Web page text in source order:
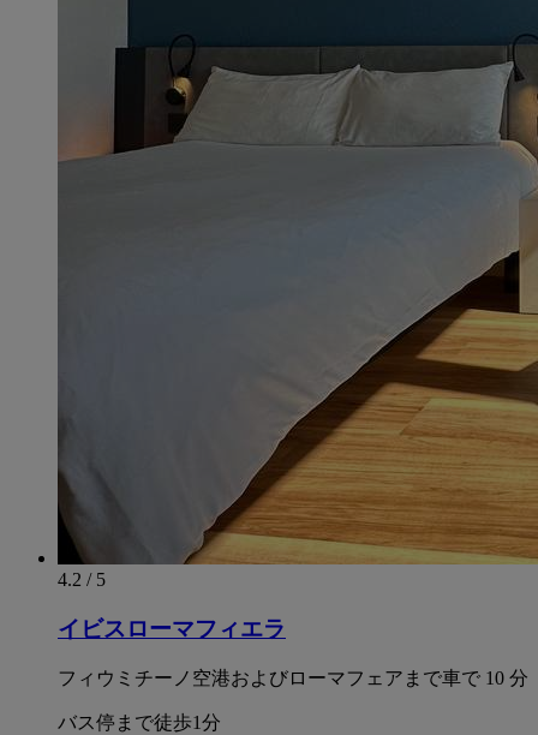
4.2 / 5
イビスローマフィエラ
フィウミチーノ空港およびローマフェアまで車で 10 分
バス停まで徒歩1分